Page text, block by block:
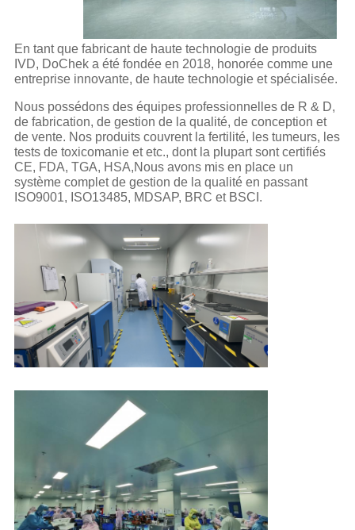
En tant que fabricant de haute technologie de produits
IVD, DoChek a été fondée en 2018, honorée comme une
entreprise innovante, de haute technologie et spécialisée.
Nous possédons des équipes professionnelles de R & D,
de fabrication, de gestion de la qualité, de conception et
de vente. Nos produits couvrent la fertilité, les tumeurs, les
tests de toxicomanie et etc., dont la plupart sont certifiés
CE, FDA, TGA, HSA,Nous avons mis en place un
système complet de gestion de la qualité en passant
ISO9001, ISO13485, MDSAP, BRC et BSCI.